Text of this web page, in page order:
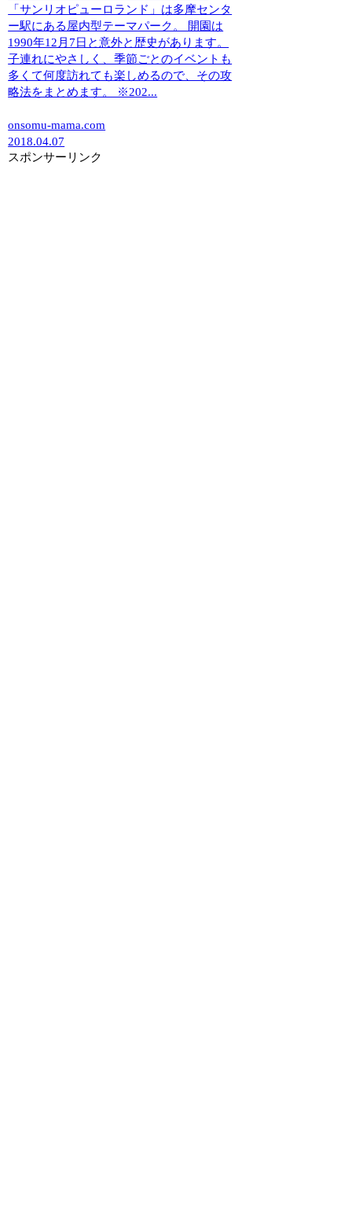
「サンリオピューロランド」は多摩センタ
ー駅にある屋内型テーマパーク。 開園は
1990年12月7日と意外と歴史があります。
子連れにやさしく、季節ごとのイベントも
多くて何度訪れても楽しめるので、その攻
略法をまとめます。 ※202...
onsomu-mama.com
2018.04.07
スポンサーリンク